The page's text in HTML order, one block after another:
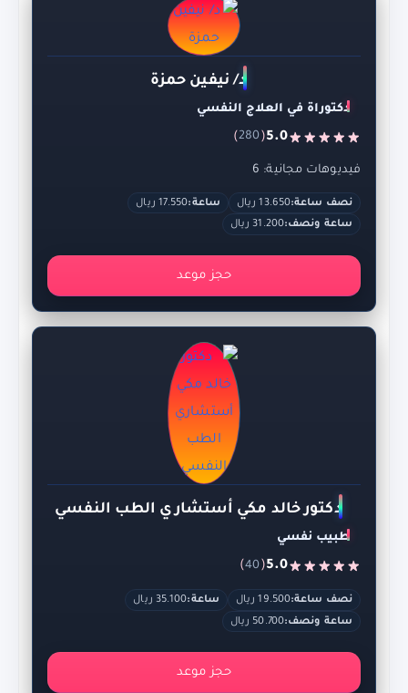
د/ نيفين حمزة
دكتوراة في العلاج النفسي
5.0
(
280
)
فيديوهات مجانية: 6
نصف ساعة:13.650 ريال ساعة:17.550 ريال
ساعة ونصف:31.200 ريال
حجز موعد
دكتور خالد مكي أستشاري الطب النفسي
طبيب نفسي
5.0
(
40
)
نصف ساعة:19.500 ريال ساعة:35.100 ريال
ساعة ونصف:50.700 ريال
حجز موعد